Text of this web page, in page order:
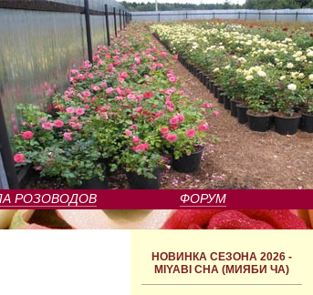
РОЗОВОДОВ ФОРУМ
НОВИНКА СЕЗОНА 2026 -
MIYABI CHA (МИЯБИ ЧА)